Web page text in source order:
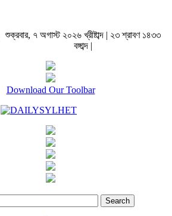
শুক্রবার, ৭ অগাস্ট ২০২৬ খ্রীষ্টাব্দ | ২৩ শ্রাবণ ১৪৩৩
বঙ্গাব্দ |
Download Our Toolbar